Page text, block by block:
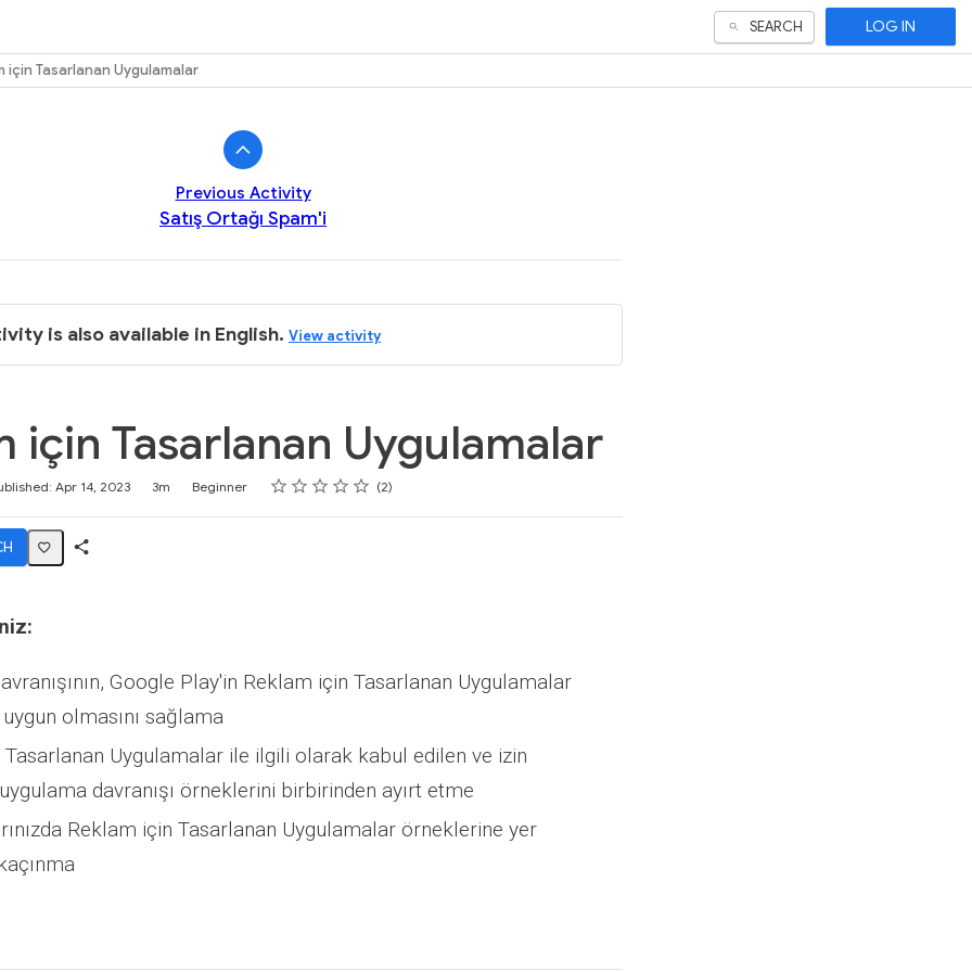
SEARCH LOG IN
için Tasarlanan Uygulamalar
Previous Activity
Satış Ortağı Spam'i
is also available in English. View activity
için Tasarlanan Uygulamalar
Apr 14, 2023 3m Beginner Rating
1 star
2 stars
3 stars
4 stars
5 stars 2
Google Play'in Reklam için Tasarlanan Uygulamalar
olmasını sağlama
Uygulamalar ile ilgili olarak kabul edilen ve izin
davranışı örneklerini birbirinden ayırt etme
Reklam için Tasarlanan Uygulamalar örneklerine yer